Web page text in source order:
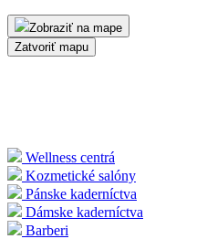
Zobraziť na mape
Zatvoriť mapu
Wellness centrá
Kozmetické salóny
Pánske kaderníctva
Dámske kaderníctva
Barberi